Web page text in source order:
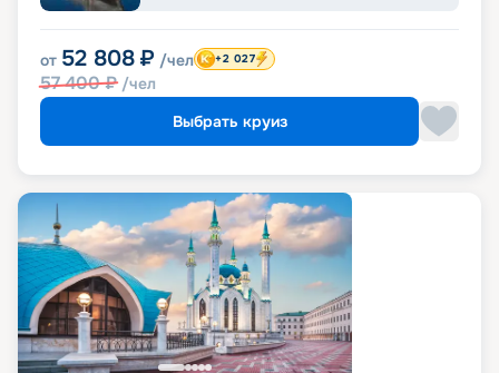
от 52 808 ₽ /чел
57 400₽ /чел
+2 027
Выбрать круиз